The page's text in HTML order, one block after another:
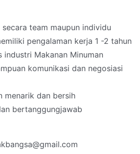
team maupun individu
pengalaman kerja 1 -2 tahun
industri Makanan Minuman
komunikasi dan negosiasi
menarik dan bersih
bertanggungjawab